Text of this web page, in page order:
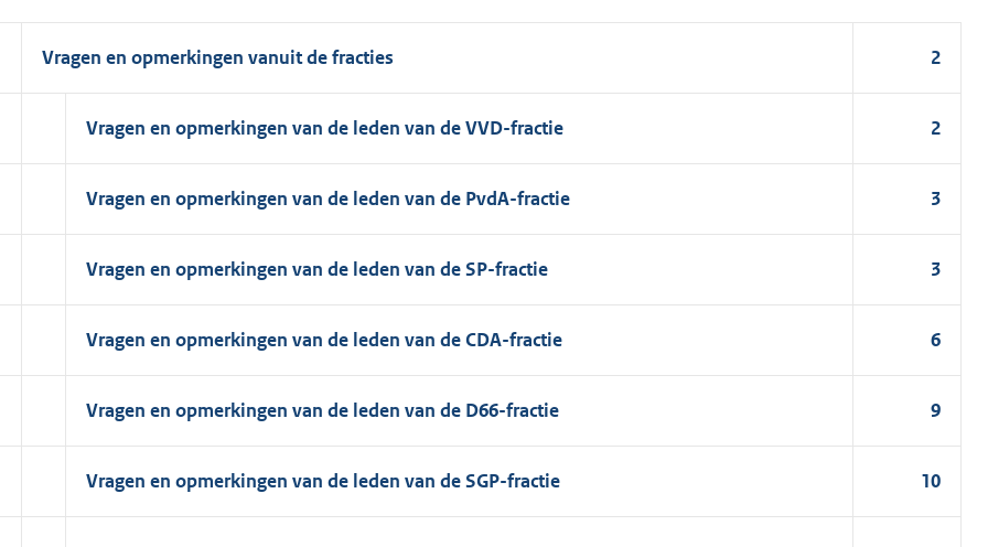
Vragen en opmerkingen vanuit de fracties 2
Vragen en opmerkingen van de leden van de VVD-fractie 2
Vragen en opmerkingen van de leden van de PvdA-fractie 3
Vragen en opmerkingen van de leden van de SP-fractie 3
Vragen en opmerkingen van de leden van de CDA-fractie 6
Vragen en opmerkingen van de leden van de D66-fractie 9
Vragen en opmerkingen van de leden van de SGP-fractie 10